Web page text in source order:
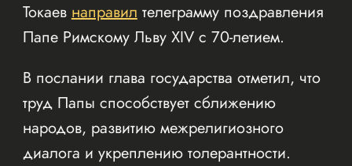
Токаевнаправилтелеграмму поздравления
Папе Римскому Льву XIV с 70-летием.
В послании глава государства отметил, что
труд Папы способствует сближению
народов, развитию межрелигиозного
диалога и укреплению толерантности.